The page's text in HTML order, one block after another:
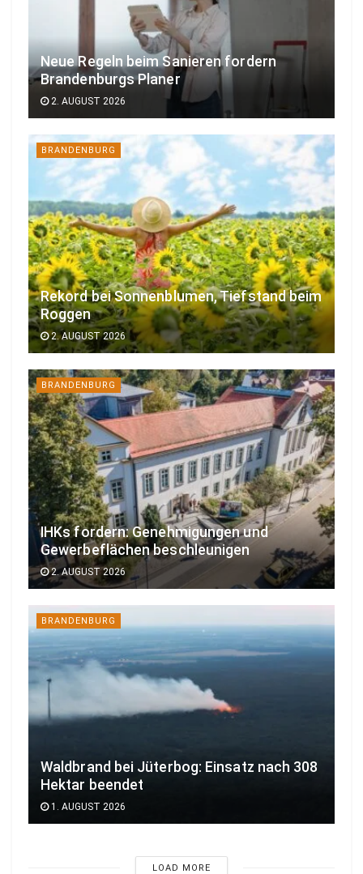
Neue Regeln beim Sanieren fordern
Brandenburgs Planer
2. AUGUST 2026
BRANDENBURG
Rekord bei Sonnenblumen, Tiefstand beim
Roggen
2. AUGUST 2026
BRANDENBURG
IHKs fordern: Genehmigungen und
Gewerbeflächen beschleunigen
2. AUGUST 2026
BRANDENBURG
Waldbrand bei Jüterbog: Einsatz nach 308
Hektar beendet
1. AUGUST 2026
LOAD MORE